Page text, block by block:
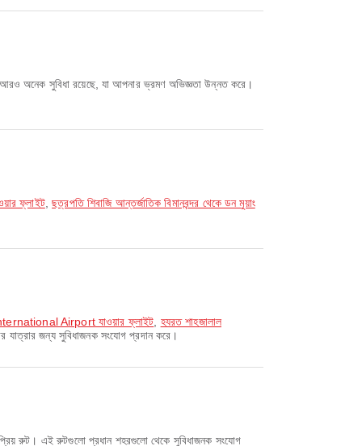
অনেক সুবিধা রয়েছে, যা আপনার ভ্রমণ অভিজ্ঞতা উন্নত করে।
ফ্লাইট,ছত্রপতি শিবাজি আন্তর্জাতিক বিমানবন্দর থেকে ডন মুয়াং
Airport যাওয়ার ফ্লাইট হযরত শাহজালাল
জন্য সুবিধাজনক সংযোগ প্রদান করে।
রুট। এই রুটগুলো প্রধান শহরগুলো থেকে সুবিধাজনক সংযোগ